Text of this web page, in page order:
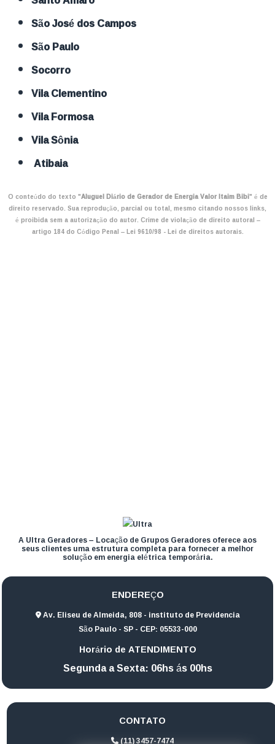
São José dos Campos
São Paulo
Socorro
Vila Clementino
Vila Formosa
Vila Sônia
Atibaia
O conteúdo do texto "Aluguel Diário de Gerador de Energia Valor Itaim Bibi" é de
direito reservado. Sua reprodução, parcial ou total, mesmo citando nossos links,
é proibida sem a autorização do autor. Crime de violação de direito autoral –
artigo 184 do Código Penal –Lei 9610/98 - Lei de direitos autorais.
A Ultra Geradores – Locação de Grupos Geradores oferece aos
seus clientes uma estrutura completa para fornecer a melhor
solução em energia elétrica temporária.
ENDEREÇO
Av. Eliseu de Almeida, 808 - instituto de Previdencia
São Paulo - SP - CEP: 05533-000
Horário de ATENDIMENTO
Segunda a Sexta: 06hs ás 00hs
CONTATO
(11) 3457-7474